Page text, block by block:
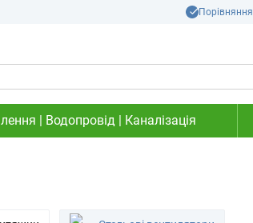
Порівняння
| Водопровід | Каналізація